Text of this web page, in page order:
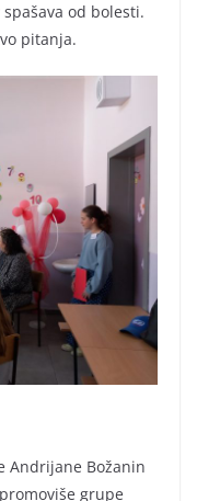
od bolesti.
pitanja.
Andrijane Božanin
grupe